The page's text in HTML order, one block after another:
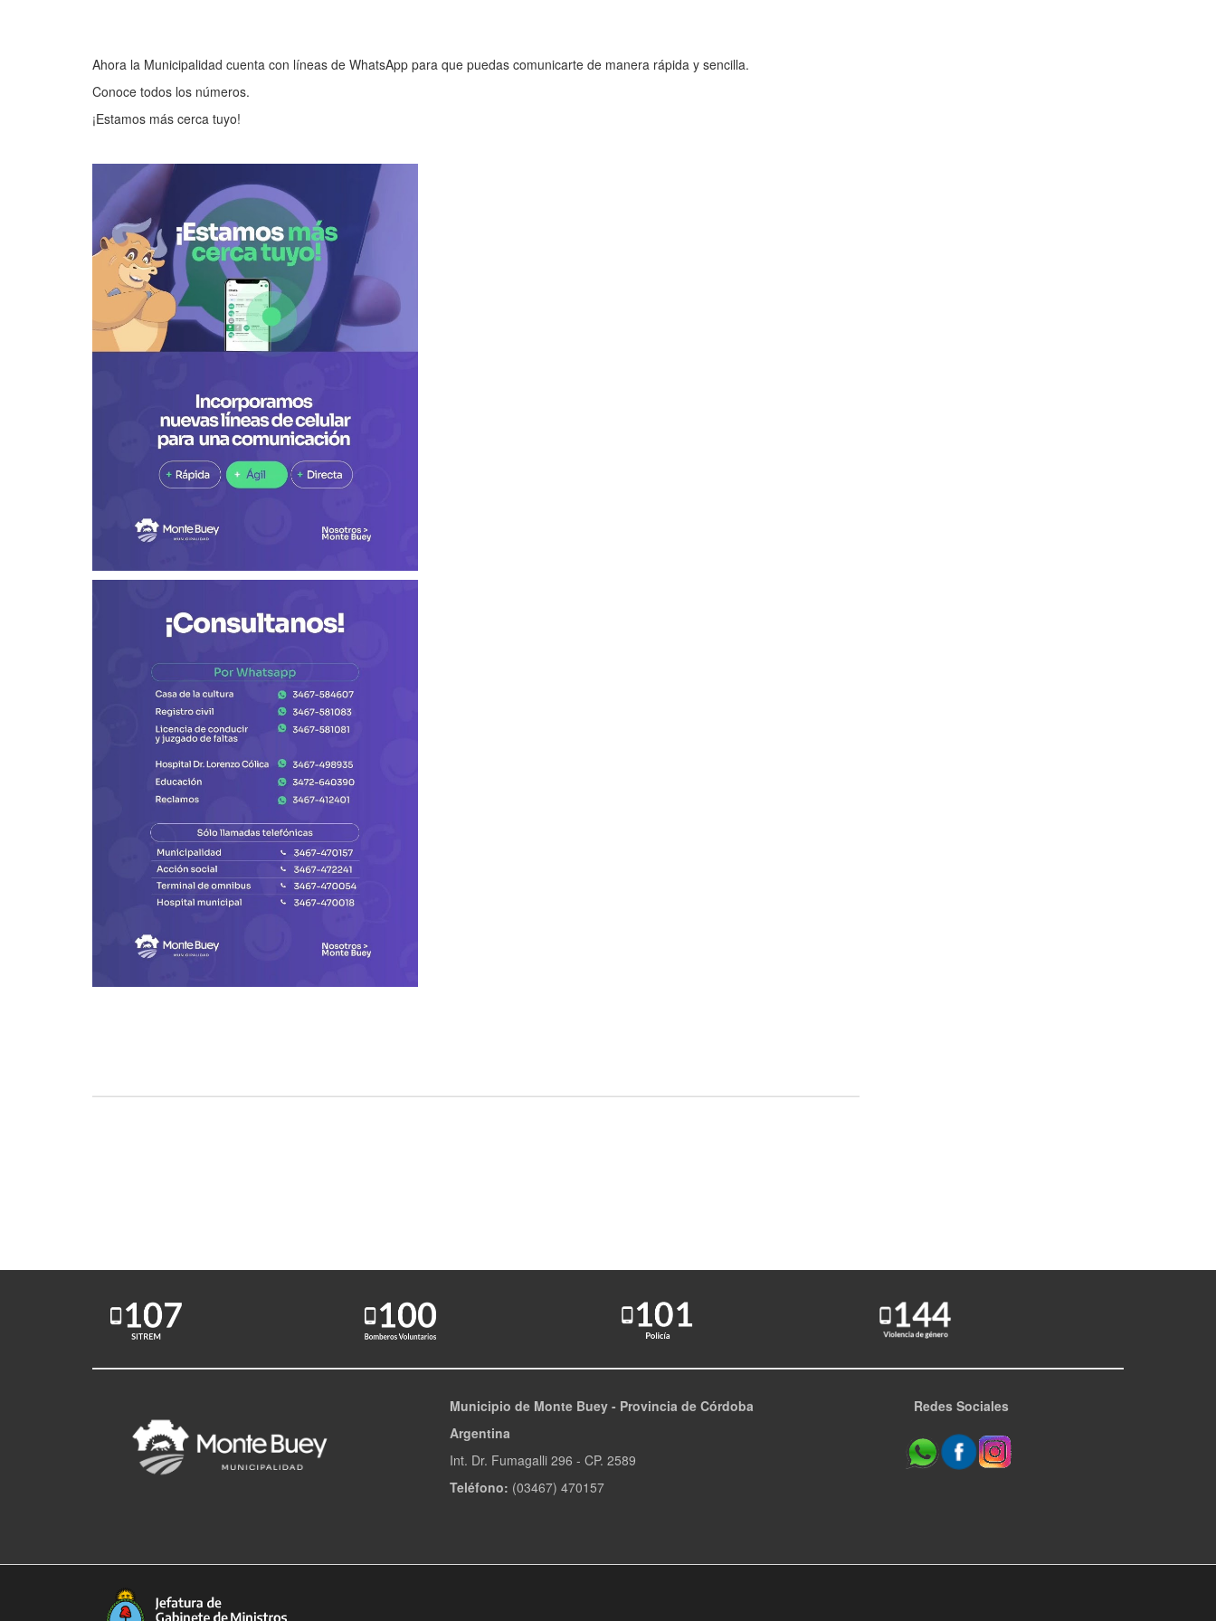
Ahora la Municipalidad cuenta con líneas de WhatsApp para que puedas comunicarte de manera rápida y sencilla.
Conoce todos los números.
¡Estamos más cerca tuyo!
Municipio de Monte Buey - Provincia de Córdoba
Argentina
Int. Dr. Fumagalli 296 - CP. 2589
Teléfono: (03467) 470157
Redes Sociales